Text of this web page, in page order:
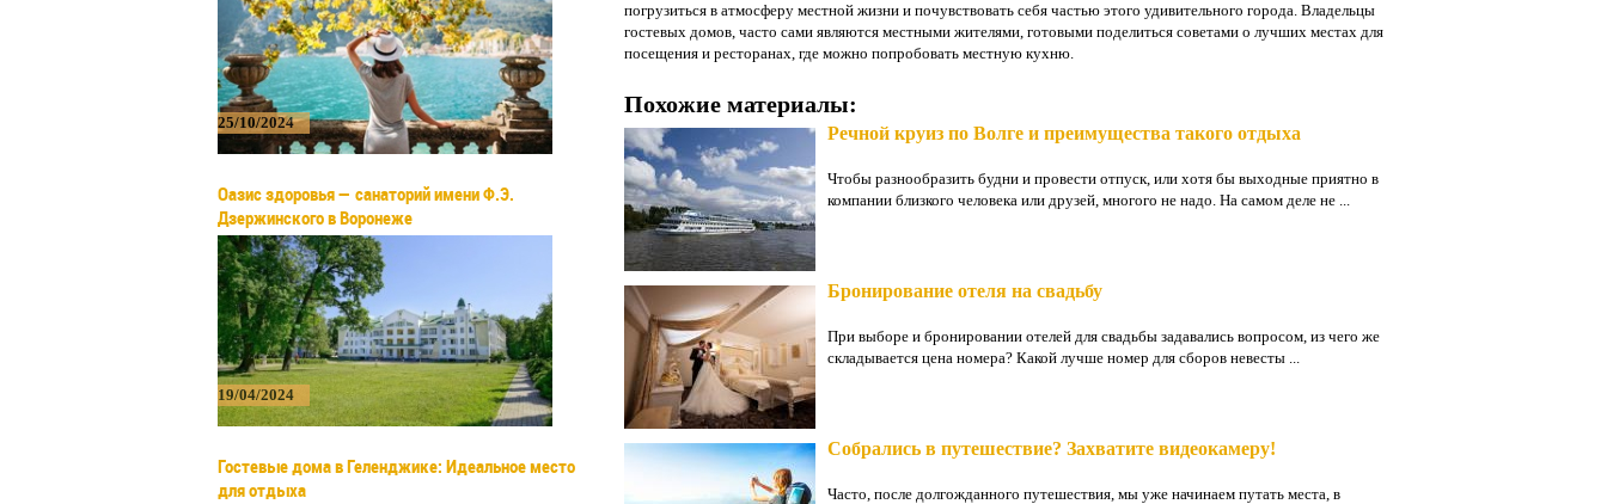
25/10/2024
Оазис здоровья — санаторий имени Ф.Э.
Дзержинского в Воронеже
19/04/2024
Гостевые дома в Геленджике: Идеальное место
для отдыха
погрузиться в атмосферу местной жизни и почувствовать себя частью этого удивительного города. Владельцы
гостевых домов, часто сами являются местными жителями, готовыми поделиться советами о лучших местах для
посещения и ресторанах, где можно попробовать местную кухню.
Похожие материалы:
Речной круиз по Волге и преимущества такого отдыха
Чтобы разнообразить будни и провести отпуск, или хотя бы выходные приятно в
компании близкого человека или друзей, многого не надо. На самом деле не ...
Бронирование отеля на свадьбу
При выборе и бронировании отелей для свадьбы задавались вопросом, из чего же
складывается цена номера? Какой лучше номер для сборов невесты ...
Собрались в путешествие? Захватите видеокамеру!
Часто, после долгожданного путешествия, мы уже начинаем путать места, в